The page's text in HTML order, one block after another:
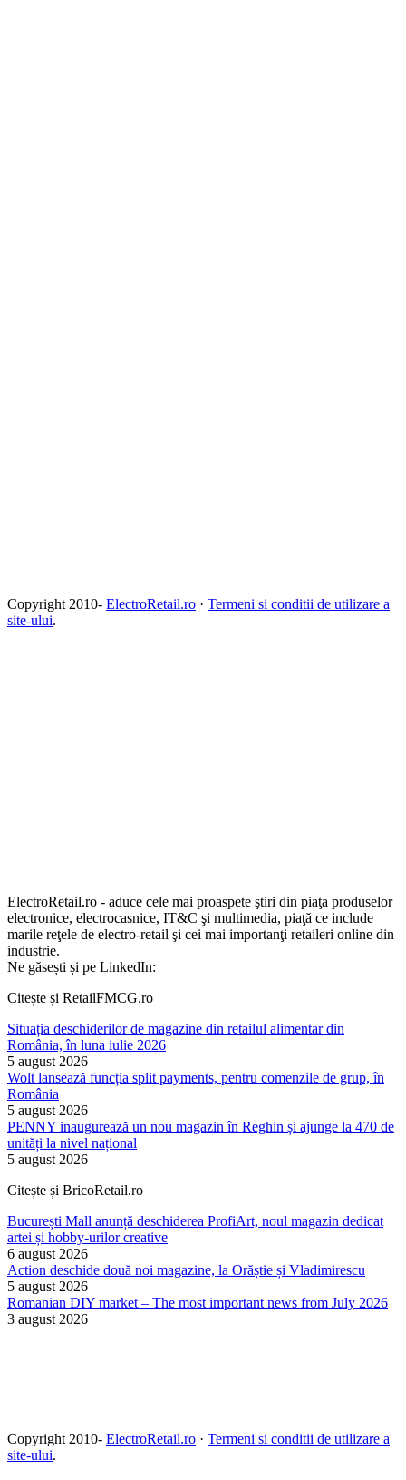
Copyright 2010- ElectroRetail.ro · Termeni si conditii de utilizare a
site-ului.
ElectroRetail.ro - aduce cele mai proaspete ştiri din piaţa produselor
electronice, electrocasnice, IT&C şi multimedia, piaţă ce include
marile reţele de electro-retail şi cei mai importanţi retaileri online din
industrie.
Ne găsești și pe LinkedIn:
Citește și RetailFMCG.ro
Situația deschiderilor de magazine din retailul alimentar din
România, în luna iulie 2026
5 august 2026
Wolt lansează funcția split payments, pentru comenzile de grup, în
România
5 august 2026
PENNY inaugurează un nou magazin în Reghin și ajunge la 470 de
unități la nivel național
5 august 2026
Citește și BricoRetail.ro
București Mall anunță deschiderea ProfiArt, noul magazin dedicat
artei și hobby-urilor creative
6 august 2026
Action deschide două noi magazine, la Orăștie și Vladimirescu
5 august 2026
Romanian DIY market – The most important news from July 2026
3 august 2026
Copyright 2010- ElectroRetail.ro · Termeni si conditii de utilizare a
site-ului.